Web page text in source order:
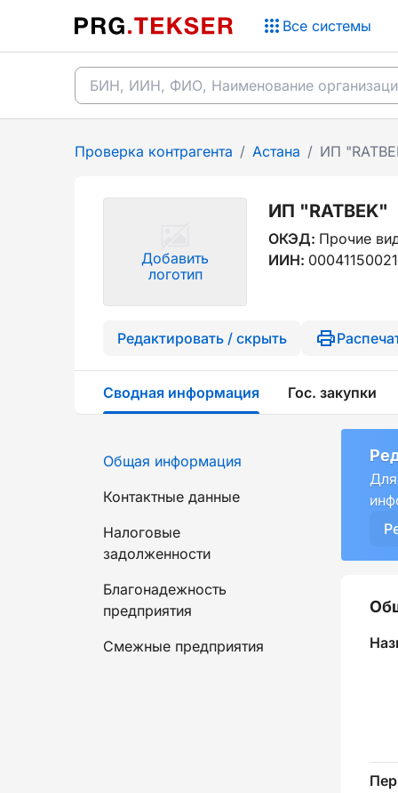
Все системы
Проверка контрагента / Астана / ИП
Добавить
логотип
ИП "RATBEK"
ОКЭД: Прочие
ИИН:
Редактировать / скрыть
Сводная информация Гос. закупки
Общая информация
Контактные данные
Налоговые
задолженности
Благонадежность
предприятия
Смежные предприятия
Для